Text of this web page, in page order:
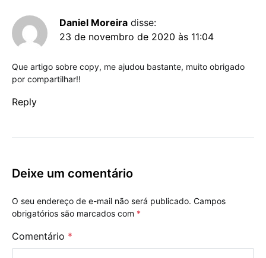
Daniel Moreira disse:
23 de novembro de 2020 às 11:04
Que artigo sobre copy, me ajudou bastante, muito obrigado
por compartilhar!!
Reply
Deixe um comentário
O seu endereço de e-mail não será publicado. Campos
obrigatórios são marcados com *
Comentário *